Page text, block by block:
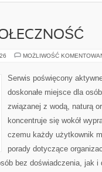
MOŻLIWOŚĆ
Serwis poświęcony
doskonałe miejsce dla
związanej z wodą, naturą
koncentruje się wokół
czemu każdy użytkownik
porady dotyczące
bez doświadczenia, jak i